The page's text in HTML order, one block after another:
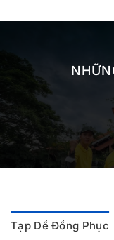
Tạp Dề Đồng Phục